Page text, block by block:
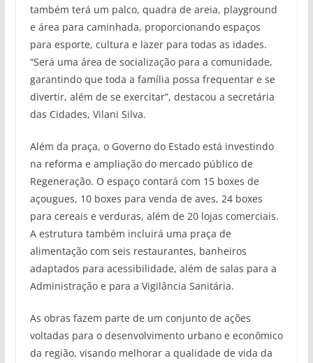
também terá um palco, quadra de areia, playground
e área para caminhada, proporcionando espaços
para esporte, cultura e lazer para todas as idades.
“Será uma área de socialização para a comunidade,
garantindo que toda a família possa frequentar e se
divertir, além de se exercitar”, destacou a secretária
das Cidades, Vilani Silva.
Além da praça, o Governo do Estado está investindo
na reforma e ampliação do mercado público de
Regeneração. O espaço contará com 15 boxes de
açougues, 10 boxes para venda de aves, 24 boxes
para cereais e verduras, além de 20 lojas comerciais.
A estrutura também incluirá uma praça de
alimentação com seis restaurantes, banheiros
adaptados para acessibilidade, além de salas para a
Administração e para a Vigilância Sanitária.
As obras fazem parte de um conjunto de ações
voltadas para o desenvolvimento urbano e econômico
da região, visando melhorar a qualidade de vida da